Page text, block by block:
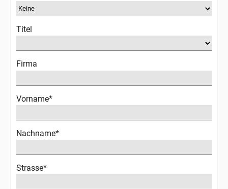
Titel
Firma
Vorname*
Nachname*
Strasse*